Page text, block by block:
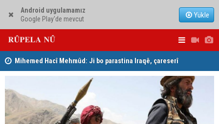
Android uygulamamız
Google Play'de mevcut
Yükle
Mihemed Hacî Mehmûd: Ji bo parastina Iraqê, çareserî
sîstema konfederalî ye Dîcleyê